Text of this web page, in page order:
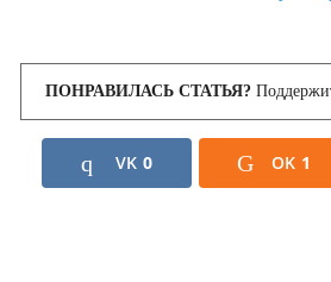
ПОНРАВИЛАСЬ СТАТЬЯ?
VK 0 OK 1